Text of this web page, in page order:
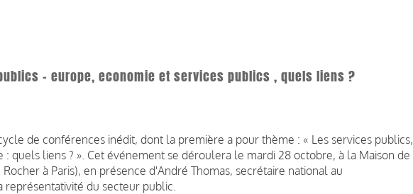
- europe, economie et services publics , quels liens ?
de conférences inédit, dont la première a pour thème : « Les services publics,
: quels liens ? ». Cet événement se déroulera le mardi 28 octobre, à la Maison de
Rocher à Paris), en présence d'André Thomas, secrétaire national au
du secteur public.